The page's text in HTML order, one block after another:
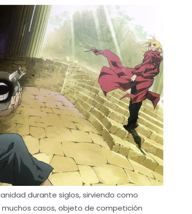
durante siglos, sirviendo como
casos, objeto de competición